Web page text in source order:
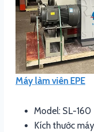
Máy làm viên EPE
Model: SL-160
Kích thước